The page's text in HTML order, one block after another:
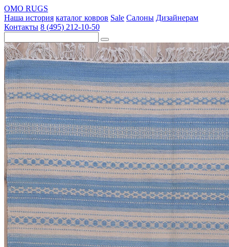
OMO RUGS
Наша история каталог ковров Sale Салоны Дизайнерам
Контакты 8 (495) 212-10-50